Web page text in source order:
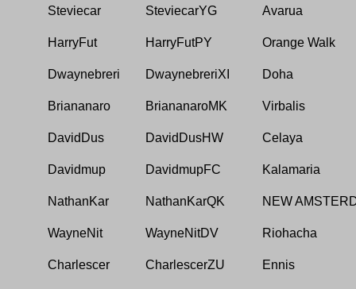
Steviecar SteviecarYG Avarua
HarryFut HarryFutPY Orange Walk
Dwaynebreri DwaynebreriXI Doha
Briananaro BriananaroMK Virbalis
DavidDus DavidDusHW Celaya
Davidmup DavidmupFC Kalamaria
NathanKar NathanKarQK NEW
WayneNit WayneNitDV Riohacha
Charlescer CharlescerZU Ennis